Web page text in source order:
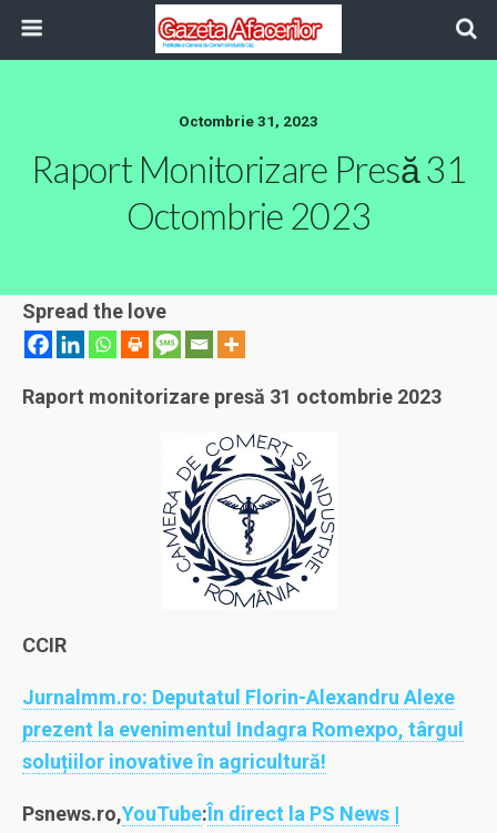
Octombrie 31, 2023
Raport Monitorizare Presă 31
Octombrie 2023
Spread the love
Raport monitorizare presă 31 octombrie 2023
CCIR
Jurnalmm.ro: Deputatul Florin-Alexandru Alexe
prezent la evenimentul Indagra Romexpo, târgul
soluțiilor inovative în agricultură!
Psnews.ro,YouTube:În direct la PS News |